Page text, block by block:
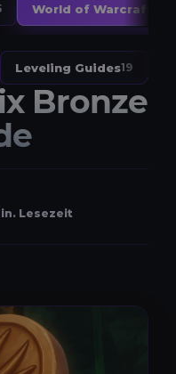
World of Warcraft
Leveling Guides19
Bronze
Lesezeit